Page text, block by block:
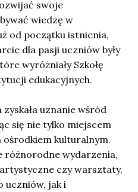
swoje
wiedzę w
od początku istnienia,
dla pasji uczniów były
wyróżniały Szkołę
edukacyjnych.
zyskała uznanie wśród
się nie tylko miejscem
ośrodkiem kulturalnym.
różnorodne wydarzenia,
czy warsztaty,
uczniów, jak i